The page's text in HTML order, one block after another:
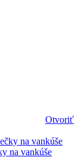
Otvoriť
na vankúše
na vankúše